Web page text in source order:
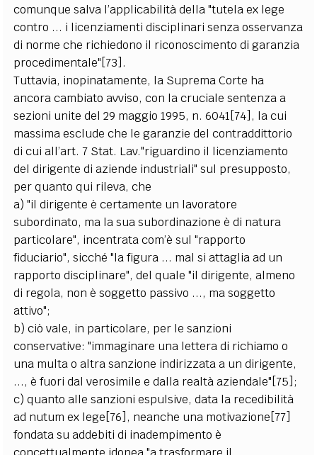
comunque salva l’applicabilità della "tutela ex lege
contro ... i licenziamenti disciplinari senza osservanza
di norme che richiedono il riconoscimento di garanzia
procedimentale"[73].
Tuttavia, inopinatamente, la Suprema Corte ha
ancora cambiato avviso, con la cruciale sentenza a
sezioni unite del 29 maggio 1995, n. 6041[74], la cui
massima esclude che le garanzie del contraddittorio
di cui all’art. 7 Stat. Lav."riguardino il licenziamento
del dirigente di aziende industriali" sul presupposto,
per quanto qui rileva, che
a) "il dirigente è certamente un lavoratore
subordinato, ma la sua subordinazione è di natura
particolare", incentrata com’è sul "rapporto
fiduciario", sicché "la figura ... mal si attaglia ad un
rapporto disciplinare", del quale "il dirigente, almeno
di regola, non è soggetto passivo ..., ma soggetto
attivo";
b) ciò vale, in particolare, per le sanzioni
conservative: "immaginare una lettera di richiamo o
una multa o altra sanzione indirizzata a un dirigente,
..., è fuori dal verosimile e dalla realtà aziendale"[75];
c) quanto alle sanzioni espulsive, data la recedibilità
ad nutum ex lege[76], neanche una motivazione[77]
fondata su addebiti di inadempimento è